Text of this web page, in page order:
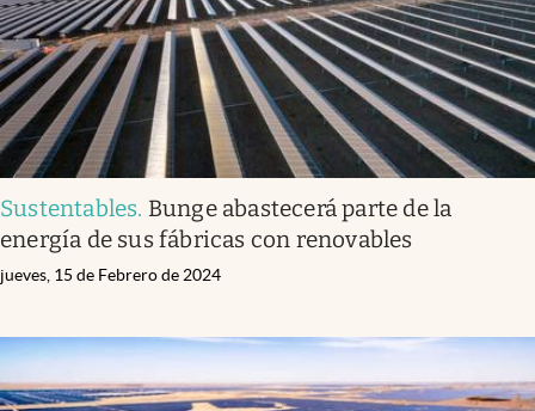
Sustentables. Bunge abastecerá parte de la
energía de sus fábricas con renovables
jueves, 15 de Febrero de 2024